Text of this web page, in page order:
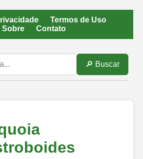
Termos de Uso
Sobre
Contato
🔎 Buscar